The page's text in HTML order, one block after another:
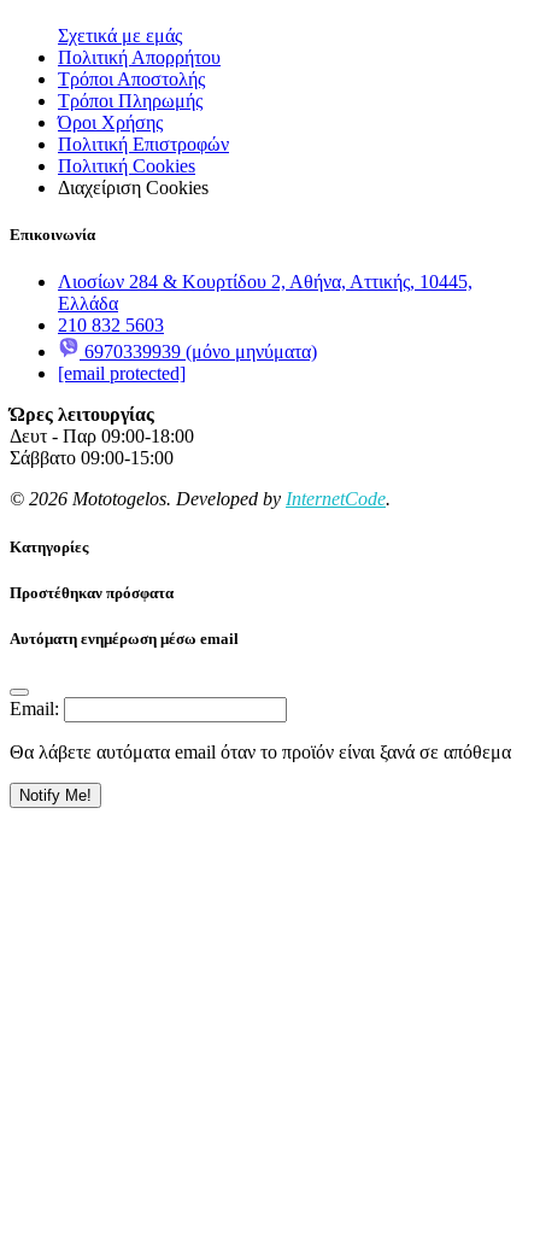
Σχετικά με εμάς
Πολιτική Απορρήτου
Τρόποι Αποστολής
Τρόποι Πληρωμής
Όροι Χρήσης
Πολιτική Επιστροφών
Πολιτική Cookies
Διαχείριση Cookies
Επικοινωνία
Λιοσίων 284 & Κουρτίδου 2, Αθήνα, Αττικής, 10445,
Ελλάδα
210 832 5603
6970339939 (μόνο μηνύματα)
[email protected]
Ώρες λειτουργίας
Δευτ - Παρ 09:00-18:00
Σάββατο 09:00-15:00
© 2026 Mototogelos. Developed by InternetCode.
Κατηγορίες
Προστέθηκαν πρόσφατα
Αυτόματη ενημέρωση μέσω email
Email:
Θα λάβετε αυτόματα email όταν το προϊόν είναι ξανά σε απόθεμα
Notify Me!